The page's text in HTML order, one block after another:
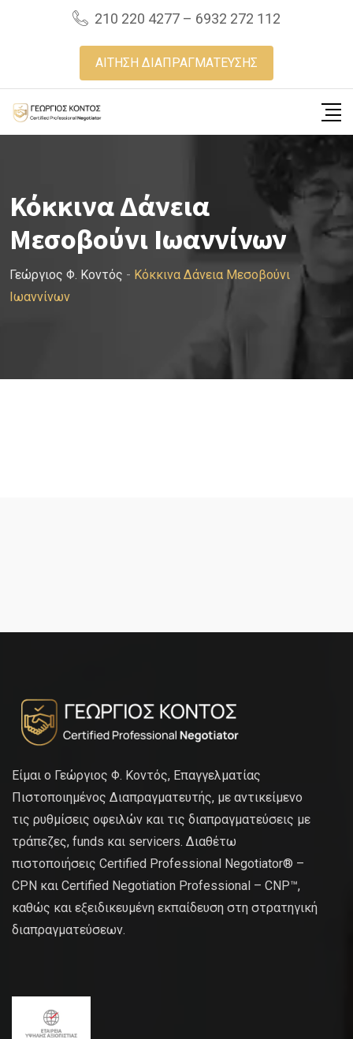
210 220 4277 – 6932 272 112
ΑΙΤΗΣΗ ΔΙΑΠΡΑΓΜΑΤΕΥΣΗΣ
Κόκκινα Δάνεια
Μεσοβούνι Ιωαννίνων
Γεώργιος Φ. Κοντός - Κόκκινα Δάνεια Μεσοβούνι
Ιωαννίνων
Είμαι ο Γεώργιος Φ. Κοντός, Επαγγελματίας
Πιστοποιημένος Διαπραγματευτής, με αντικείμενο
τις ρυθμίσεις οφειλών και τις διαπραγματεύσεις με
τράπεζες, funds και servicers. Διαθέτω
πιστοποιήσεις Certified Professional Negotiator® –
CPN και Certified Negotiation Professional – CNP™,
καθώς και εξειδικευμένη εκπαίδευση στη στρατηγική
διαπραγματεύσεων.